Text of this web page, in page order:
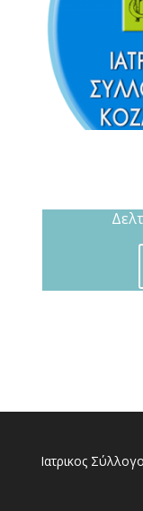
Ιατρικος